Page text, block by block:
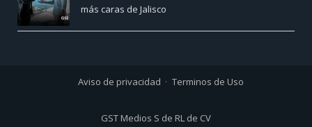
más caras de Jalisco
Aviso de privacidad Terminos de Uso
GST Medios S de RL de CV